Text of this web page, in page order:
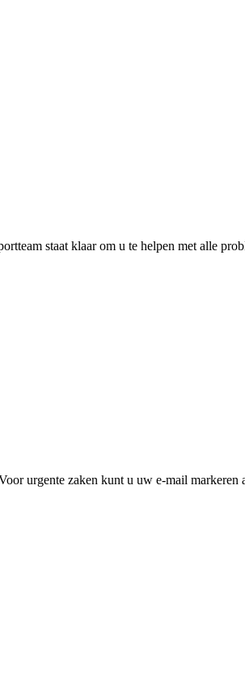
staat klaar om u te helpen met alle
urgente zaken kunt u uw e-mail markeren